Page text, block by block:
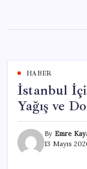
content
HABER
İstanbul
Yağış ve
By Emre
13 Mayıs